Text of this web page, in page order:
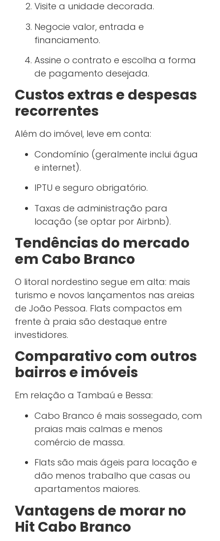
Visite a unidade decorada.
Negocie valor, entrada e
financiamento.
Assine o contrato e escolha a forma
de pagamento desejada.
Custos extras e despesas
recorrentes
Além do imóvel, leve em conta:
Condomínio (geralmente inclui água
e internet).
IPTU e seguro obrigatório.
Taxas de administração para
locação (se optar por Airbnb).
Tendências do mercado
em Cabo Branco
O litoral nordestino segue em alta: mais
turismo e novos lançamentos nas areias
de João Pessoa. Flats compactos em
frente à praia são destaque entre
investidores.
Comparativo com outros
bairros e imóveis
Em relação a Tambaú e Bessa:
Cabo Branco é mais sossegado, com
praias mais calmas e menos
comércio de massa.
Flats são mais ágeis para locação e
dão menos trabalho que casas ou
apartamentos maiores.
Vantagens de morar no
Hit Cabo Branco